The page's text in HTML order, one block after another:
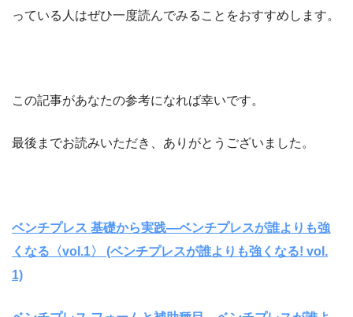
っている人はぜひ一度読んでみることをおすすめします。
この記事があなたの参考になれば幸いです。
最後までお読みいただき、ありがとうございました。
ベンチプレス 基礎から実践―ベンチプレスが誰よりも強
くなる〈vol.1〉 (ベンチプレスが誰よりも強くなる! vol.
1)